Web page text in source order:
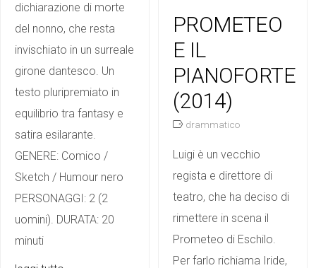
dichiarazione di morte
del nonno, che resta
invischiato in un surreale
girone dantesco. Un
testo pluripremiato in
equilibrio tra fantasy e
satira esilarante.
GENERE: Comico /
Sketch / Humour nero
PERSONAGGI: 2 (2
uomini). DURATA: 20
minuti
PROMETEO
E IL
PIANOFORTE
(2014)
drammatico
Luigi è un vecchio
regista e direttore di
teatro, che ha deciso di
rimettere in scena il
Prometeo di Eschilo.
Per farlo richiama Iride,